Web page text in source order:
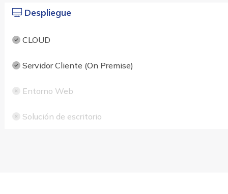
Despliegue
CLOUD
Servidor Cliente (On Premise)
Entorno Web
Solución de escritorio